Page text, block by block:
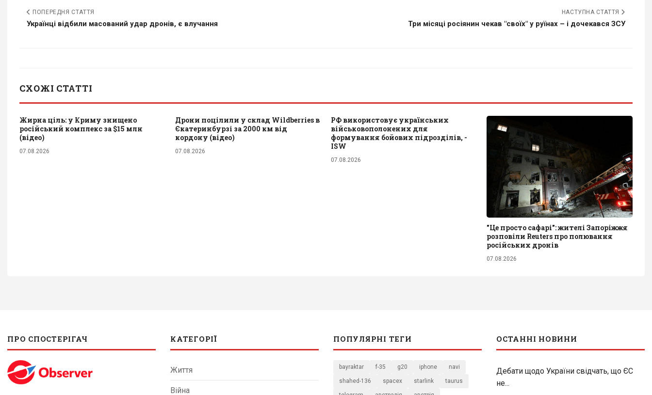
ПОПЕРЕДНЯ СТАТТЯ
Українці відбили масований удар дронів, є влучання
НАСТУПНА СТАТТЯ
Три місяці росіянин чекав "своїх" у руїнах – і дочекався ЗСУ
СХОЖІ СТАТТІ
Жирна ціль: у Криму знищено
російський комплекс за $15 млн
(відео)
07.08.2026
Дрони поцілили у склад Wildberries в
Єкатеринбурзі за 2000 км від
кордону (відео)
07.08.2026
РФ використовує українських
військовополонених для
формування бойових підрозділів, -
ISW
07.08.2026
"Це просто сафарі": жителі Запоріжжя
розповіли Reuters про полювання
російських дронів
07.08.2026
ПРО СПОСТЕРІГАЧ КАТЕГОРІЇ
Життя
Війна
ПОПУЛЯРНІ ТЕГИ
bayraktar f-35 g20 iphone navi
shahed-136 spacex starlink taurus
ОСТАННІ НОВИНИ
Дебати щодо України свідчать, що ЄС
не...